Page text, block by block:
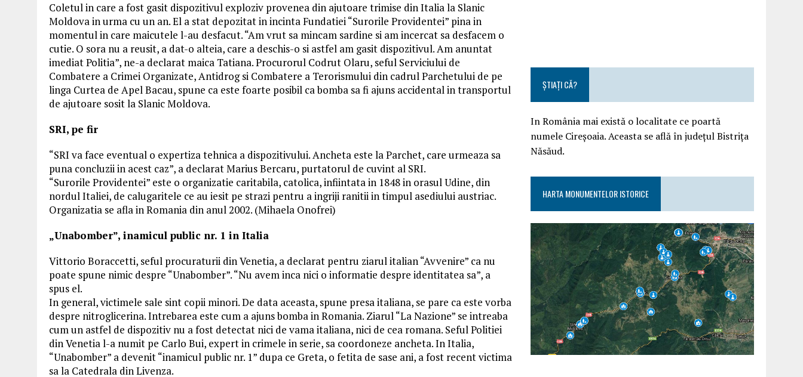
Coletul in care a fost gasit dispozitivul exploziv provenea din ajutoare trimise din Italia la Slanic
Moldova in urma cu un an. El a stat depozitat in incinta Fundatiei “Surorile Providentei” pina in
momentul in care maicutele l-au desfacut. “Am vrut sa mincam sardine si am incercat sa desfacem o
cutie. O sora nu a reusit, a dat-o alteia, care a deschis-o si astfel am gasit dispozitivul. Am anuntat
imediat Politia”, ne-a declarat maica Tatiana. Procurorul Codrut Olaru, seful Serviciului de
Combatere a Crimei Organizate, Antidrog si Combatere a Terorismului din cadrul Parchetului de pe
linga Curtea de Apel Bacau, spune ca este foarte posibil ca bomba sa fi ajuns accidental in transportul
de ajutoare sosit la Slanic Moldova.
SRI, pe fir
“SRI va face eventual o expertiza tehnica a dispozitivului. Ancheta este la Parchet, care urmeaza sa
puna concluzii in acest caz”, a declarat Marius Bercaru, purtatorul de cuvint al SRI.
“Surorile Providentei” este o organizatie caritabila, catolica, infiintata in 1848 in orasul Udine, din
nordul Italiei, de calugaritele ce au iesit pe strazi pentru a ingriji ranitii in timpul asediului austriac.
Organizatia se afla in Romania din anul 2002. (Mihaela Onofrei)
„Unabomber”, inamicul public nr. 1 in Italia
Vittorio Boraccetti, seful procuraturii din Venetia, a declarat pentru ziarul italian “Avvenire” ca nu
poate spune nimic despre “Unabomber”. “Nu avem inca nici o informatie despre identitatea sa”, a
spus el.
In general, victimele sale sint copii minori. De data aceasta, spune presa italiana, se pare ca este vorba
despre nitroglicerina. Intrebarea este cum a ajuns bomba in Romania. Ziarul “La Nazione” se intreaba
cum un astfel de dispozitiv nu a fost detectat nici de vama italiana, nici de cea romana. Seful Politiei
din Venetia l-a numit pe Carlo Bui, expert in crimele in serie, sa coordoneze ancheta. In Italia,
“Unabomber” a devenit “inamicul public nr. 1” dupa ce Greta, o fetita de sase ani, a fost recent victima
sa la Catedrala din Livenza.
ȘTIAȚI CĂ?
In România mai există o localitate ce poartă
numele Cireșoaia. Aceasta se află în județul Bistrița
Năsăud.
HARTA MONUMENTELOR ISTORICE